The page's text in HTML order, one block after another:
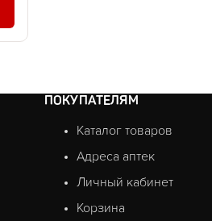
ПОКУПАТЕЛЯМ
Каталог товаров
Адреса аптек
Личный кабинет
Корзина